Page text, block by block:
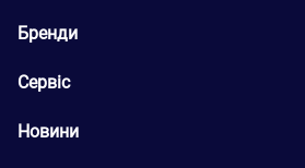
Бренди
Сервіс
Новини